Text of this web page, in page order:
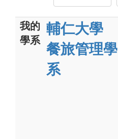
我的
學系
輔仁大學
餐旅管理學
系